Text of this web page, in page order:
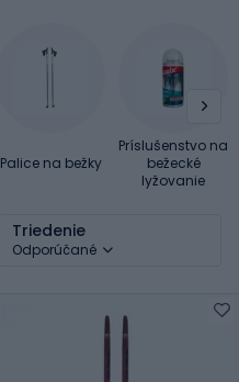
Palice na bežky
Príslušenstvo na
bežecké
lyžovanie
Triedenie
Odporúčané